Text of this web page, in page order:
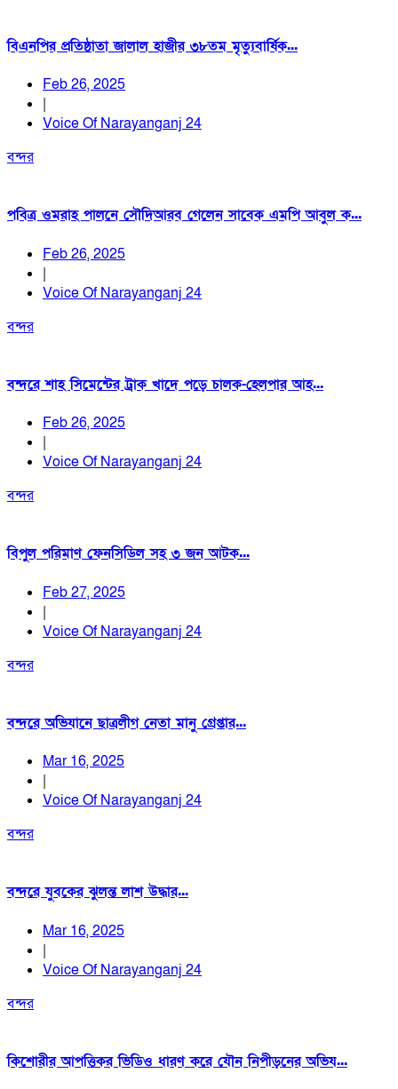
বিএনপির প্রতিষ্ঠাতা জালাল হাজীর ৩৮তম মৃত্যুবার্ষিক...
Feb 26, 2025
|
Voice Of Narayanganj 24
বন্দর
পবিত্র ওমরাহ পালনে সৌদিআরব গেলেন সাবেক এমপি আবুল ক...
Feb 26, 2025
|
Voice Of Narayanganj 24
বন্দর
বন্দরে শাহ সিমেন্টের ট্রাক খাদে পড়ে চালক-হেলপার আহ...
Feb 26, 2025
|
Voice Of Narayanganj 24
বন্দর
বিপুল পরিমাণ ফেনসিডিল সহ ৩ জন আটক...
Feb 27, 2025
|
Voice Of Narayanganj 24
বন্দর
বন্দরে অভিযানে ছাত্রলীগ নেতা মানু গ্রেপ্তার...
Mar 16, 2025
|
Voice Of Narayanganj 24
বন্দর
বন্দরে যুবকের ঝুলন্ত লাশ উদ্ধার...
Mar 16, 2025
|
Voice Of Narayanganj 24
বন্দর
কিশোরীর আপত্তিকর ভিডিও ধারণ করে যৌন নিপীড়নের অভিয...